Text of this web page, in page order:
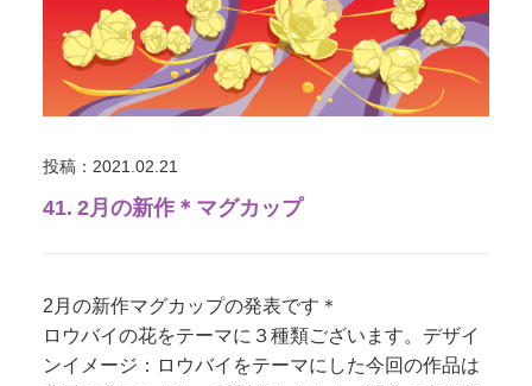
投稿：2021.02.21
41. 2月の新作＊マグカップ
2月の新作マグカップの発表です＊
ロウバイの花をテーマに３種類ございます。デザイ
ンイメージ：ロウバイをテーマにした今回の作品は